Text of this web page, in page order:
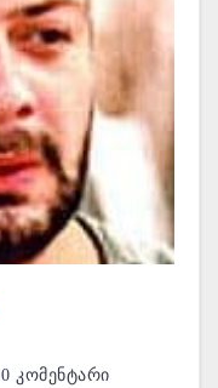
0 Კომენტარი